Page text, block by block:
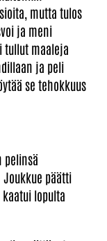
mutta tulos
ja meni
tullut maaleja
ja peli
se tehokkuus
pelinsä
päätti
lopulta